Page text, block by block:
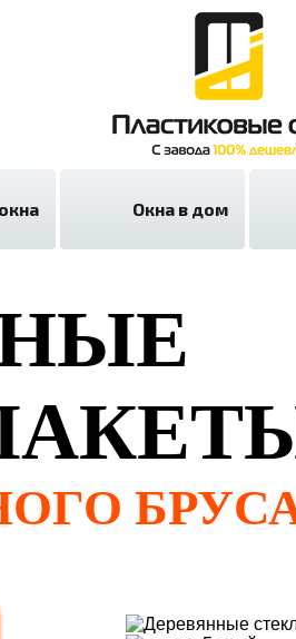
Окна в дом